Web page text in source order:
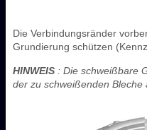
Die Verbindungsränder
Grundierung schützen
HINWEIS : Die schweißbare
der zu schweißenden Bleche